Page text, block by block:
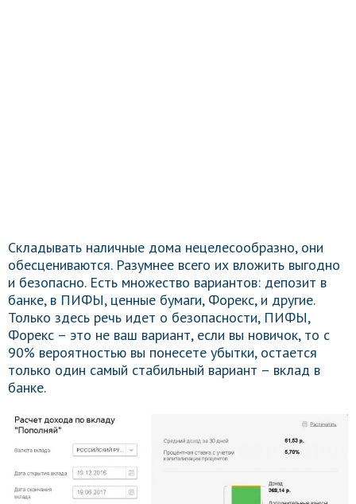
Складывать наличные дома нецелесообразно, они
обесцениваются. Разумнее всего их вложить выгодно
и безопасно. Есть множество вариантов: депозит в
банке, в ПИФЫ, ценные бумаги, Форекс, и другие.
Только здесь речь идет о безопасности, ПИФЫ,
Форекс – это не ваш вариант, если вы новичок, то с
90% вероятностью вы понесете убытки, остается
только один самый стабильный вариант – вклад в
банке.